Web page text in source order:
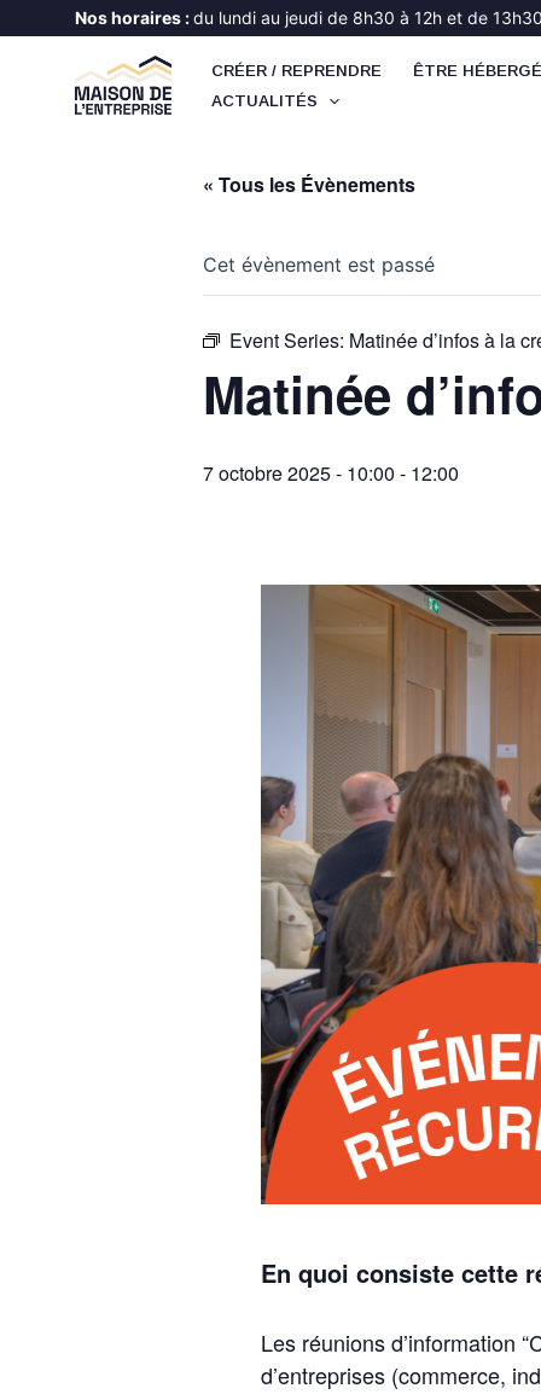
Nos horaires :du lundi au jeudi de 8h30 à 12h et de
CRÉER / REPRENDRE
ÊTRE HÉBERGÉ
ACTUALITÉS
« Tous les Évènements
Cet évènement est passé
Event Series: Matinée d’infos à la
Matinée
7 octobre 2025 - 10:00 - 12:00
En quoi consiste cette
Les réunions d’information
d’entreprises (commerce,